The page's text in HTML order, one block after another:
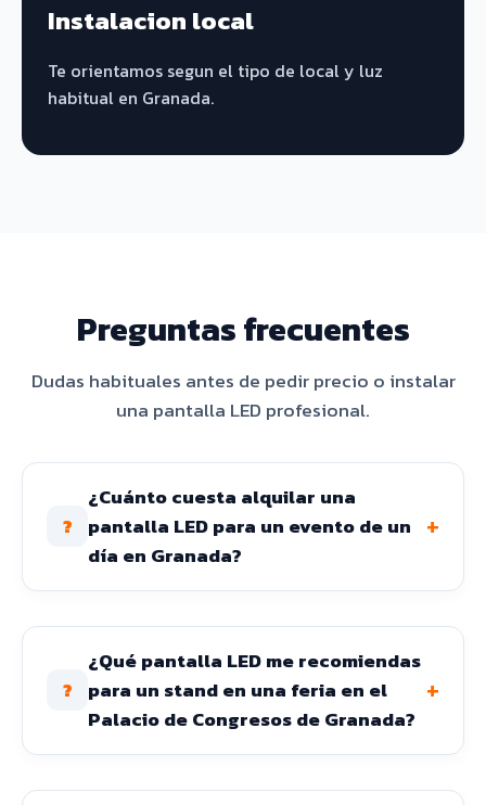
Instalacion local
Te orientamos segun el tipo de local y luz
habitual en Granada.
Preguntas frecuentes
Dudas habituales antes de pedir precio o instalar
una pantalla LED profesional.
?
¿Cuánto cuesta alquilar una
pantalla LED para un evento de un
día en Granada?
+
?
¿Qué pantalla LED me recomiendas
para un stand en una feria en el
Palacio de Congresos de Granada?
+